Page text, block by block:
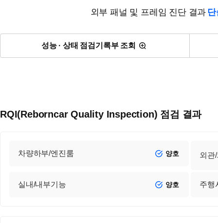
외부 패널 및 프레임 진단 결과
성능 · 상태 점검기록부 조회
RQI(Reborncar Quality Inspection) 점검 결과
차량하부/엔진룸 양호 외관
실내/내부기능 양호 주행